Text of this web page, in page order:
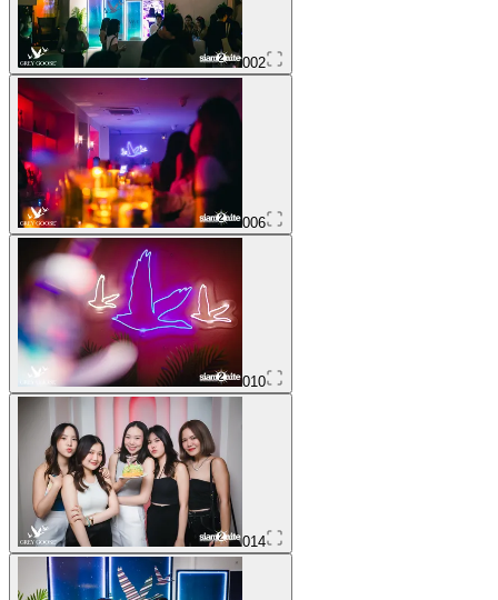
002
006
010
014